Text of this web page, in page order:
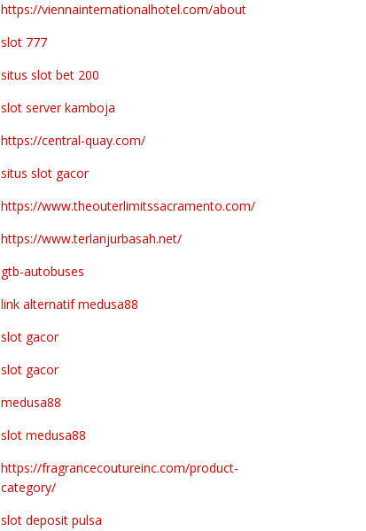
https://viennainternationalhotel.com/about
slot 777
situs slot bet 200
slot server kamboja
https://central-quay.com/
situs slot gacor
https://www.theouterlimitssacramento.com/
https://www.terlanjurbasah.net/
gtb-autobuses
link alternatif medusa88
slot gacor
slot gacor
medusa88
slot medusa88
https://fragrancecoutureinc.com/product-
category/
slot deposit pulsa